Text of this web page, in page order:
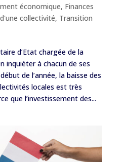
économique, Finances
collectivité, Transition
d’Etat chargée de la
inquiéter à chacun de ses
de l’année, la baisse des
locales est très
que l’investissement des...